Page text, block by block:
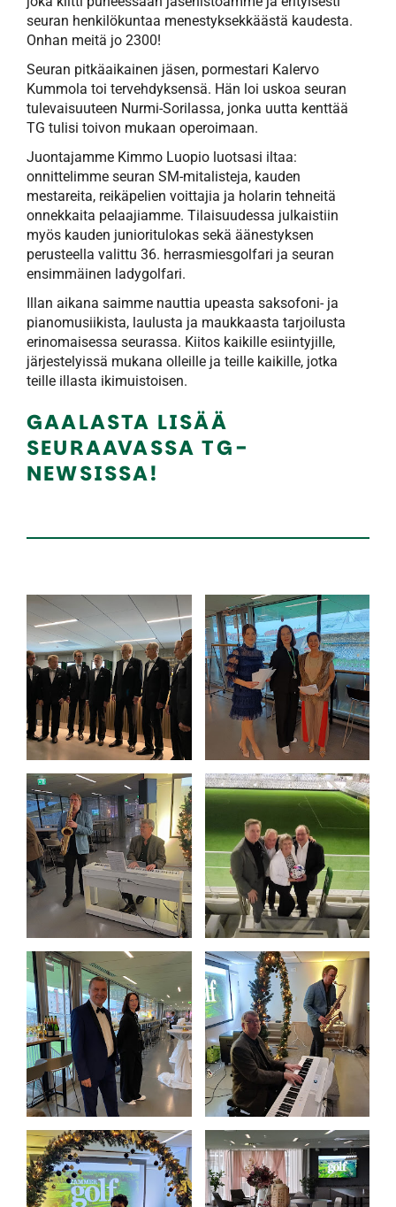
seuran henkilökuntaa menestyksekkäästä kaudesta.
Onhan meitä jo 2300!
Seuran pitkäaikainen jäsen, pormestari Kalervo
Kummola toi tervehdyksensä. Hän loi uskoa seuran
tulevaisuuteen Nurmi-Sorilassa, jonka uutta kenttää
TG tulisi toivon mukaan operoimaan.
Juontajamme Kimmo Luopio luotsasi iltaa:
onnittelimme seuran SM-mitalisteja, kauden
mestareita, reikäpelien voittajia ja holarin tehneitä
onnekkaita pelaajiamme. Tilaisuudessa julkaistiin
myös kauden junioritulokas sekä äänestyksen
perusteella valittu 36. herrasmiesgolfari ja seuran
ensimmäinen ladygolfari.
Illan aikana saimme nauttia upeasta saksofoni- ja
pianomusiikista, laulusta ja maukkaasta tarjoilusta
erinomaisessa seurassa. Kiitos kaikille esiintyjille,
järjestelyissä mukana olleille ja teille kaikille, jotka
teille illasta ikimuistoisen.
GAALASTA LISÄÄ
SEURAAVASSA TG-
NEWSISSA!